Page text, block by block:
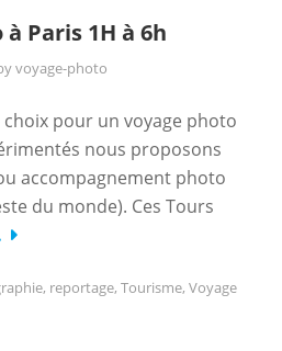
Paris 1H à 6h
voyage-photo
pour un voyage photo
nous proposons
accompagnement photo
du monde). Ces Tours
, reportage, Tourisme, Voyage